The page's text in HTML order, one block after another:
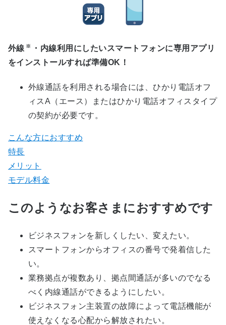
外線 ※
・内線利用にしたいスマートフォンに専用アプリ
をインストールすれば準備OK！
外線通話を利用される場合には、ひかり電話オフ
ィスA（エース）またはひかり電話オフィスタイプ
の契約が必要です。
こんな方におすすめ
特長
メリット
モデル料金
このようなお客さまにおすすめです
ビジネスフォンを新しくしたい、変えたい。
スマートフォンからオフィスの番号で発着信した
い。
業務拠点が複数あり、拠点間通話が多いのでなる
べく内線通話ができるようにしたい。
ビジネスフォン主装置の故障によって電話機能が
使えなくなる心配から解放されたい。